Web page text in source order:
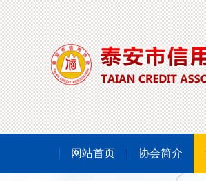
网站首页 协会简介